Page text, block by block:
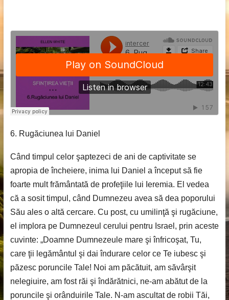
6. Rugăciunea lui Daniel
Când timpul celor şaptezeci de ani de captivitate se
apropia de încheiere, inima lui Daniel a început să fie
foarte mult frământată de profeţiile lui Ieremia. El vedea
că a sosit timpul, când Dumnezeu avea să dea poporului
Său ales o altă cercare. Cu post, cu umilinţă şi rugăciune,
el implora pe Dumnezeul cerului pentru Israel, prin aceste
cuvinte: „Doamne Dumnezeule mare şi înfricoşat, Tu,
care ţii legământul şi dai îndurare celor ce Te iubesc şi
păzesc poruncile Tale! Noi am păcătuit, am săvârşit
nelegiuire, am fost răi şi îndărătnici, ne-am abătut de la
poruncile şi orânduirile Tale. N-am ascultat de robii Tăi,